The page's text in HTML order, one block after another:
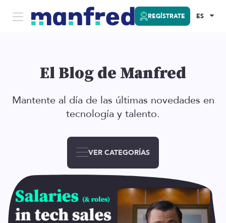
REGÍSTRATE ES
El Blog de Manfred
Mantente al día de las últimas novedades en
tecnología y talento.
VER CATEGORÍAS